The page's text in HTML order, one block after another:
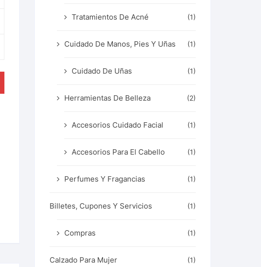
Tratamientos De Acné (1)
Cuidado De Manos, Pies Y Uñas (1)
Cuidado De Uñas (1)
Herramientas De Belleza (2)
Accesorios Cuidado Facial (1)
Accesorios Para El Cabello (1)
Perfumes Y Fragancias (1)
Billetes, Cupones Y Servicios (1)
Compras (1)
Calzado Para Mujer (1)